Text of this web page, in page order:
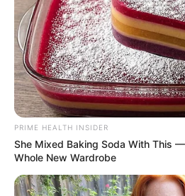
PRIME HEALTH INSIDER
She Mixed Baking Soda With This
Whole New Wardrobe